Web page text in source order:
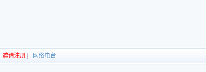
邀请注册 网络电台